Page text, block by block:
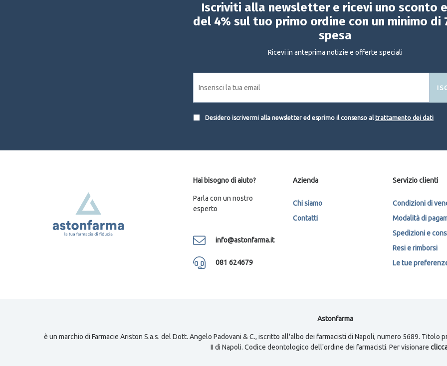
Iscriviti alla newsletter e ricevi uno sconto
del 4% sul tuo primo ordine con un minimo di
spesa
Ricevi in anteprima notizie e offerte speciali
Desidero iscrivermi alla newsletter ed esprimo il consenso altrattamento dei dati
Hai bisogno di aiuto?
Parla con un nostro
esperto
info@astonfarma.it
081 624679
Azienda
Chi siamo
Contatti
Servizio clienti
Condizioni di
Modalità di
Spedizioni e
Resi e rimborsi
Le tue
Astonfarma
è un marchio di Farmacie Ariston S.a.s. del Dott. Angelo Padovani & C., iscritto all'albo dei farmacisti di Napoli, numero 5689. Titolo
II di Napoli. Codice deontologico dell'ordine dei farmacisti. Per visionare